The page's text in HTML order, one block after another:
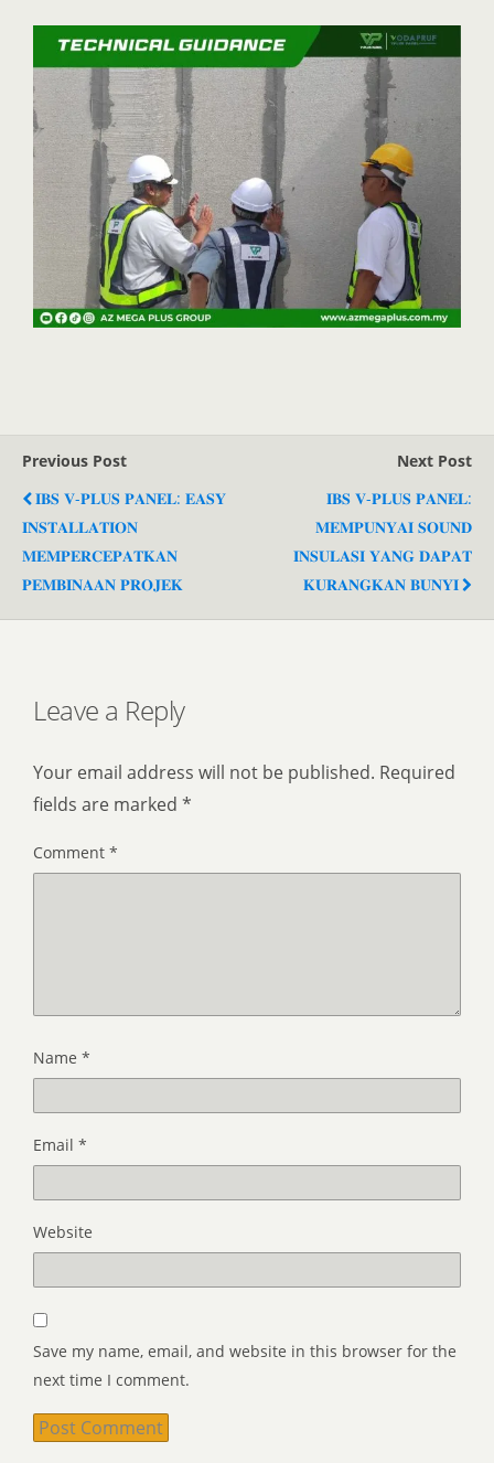
Previous Post
𝐈𝐁𝐒 𝐕-𝐏𝐋𝐔𝐒 𝐏𝐀𝐍𝐄𝐋: 𝐄𝐀𝐒𝐘
𝐈𝐍𝐒𝐓𝐀𝐋𝐋𝐀𝐓𝐈𝐎𝐍
𝐌𝐄𝐌𝐏𝐄𝐑𝐂𝐄𝐏𝐀𝐓𝐊𝐀𝐍
𝐏𝐄𝐌𝐁𝐈𝐍𝐀𝐀𝐍 𝐏𝐑𝐎𝐉𝐄𝐊
Next Post
𝐈𝐁𝐒 𝐕-𝐏𝐋𝐔𝐒 𝐏𝐀𝐍𝐄𝐋:
𝐌𝐄𝐌𝐏𝐔𝐍𝐘𝐀𝐈 𝐒𝐎𝐔𝐍𝐃
𝐈𝐍𝐒𝐔𝐋𝐀𝐒𝐈 𝐘𝐀𝐍𝐆 𝐃𝐀𝐏𝐀𝐓
𝐊𝐔𝐑𝐀𝐍𝐆𝐊𝐀𝐍 𝐁𝐔𝐍𝐘𝐈
Leave a Reply
Your email address will not be published. Required
fields are marked *
Comment *
Name *
Email *
Website
Save my name, email, and website in this browser for the
next time I comment.